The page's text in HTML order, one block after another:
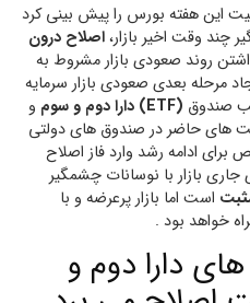
این هفته بورس را پیش بینی کرد
وقت اخیر بازار،اصلاح درون
روند صعودی بازار مشروط به
بعدی صعودی بازار سرمایه
صندوق (ETF) دارا دوم و سوم
و
های حاضر در صندوق های دولتی
برای ادامه رشد وارد فاز اصلاح
بازار با نوسانات چشمگیر
است اما بازار پرعرضه‌ و با
خواهد بود .
دارا دوم و